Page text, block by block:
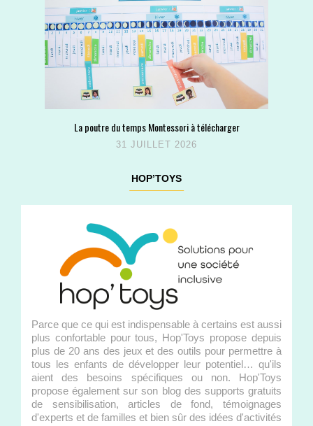
La poutre du temps Montessori à télécharger
31 JUILLET 2026
HOP’TOYS
Parce que ce qui est indispensable à certains est aussi
plus confortable pour tous, Hop'Toys propose depuis
plus de 20 ans des jeux et des outils pour permettre à
tous les enfants de développer leur potentiel… qu'ils
aient des besoins spécifiques ou non. Hop'Toys
propose également sur son blog des supports gratuits
de sensibilisation, articles de fond, témoignages
d'experts et de familles et bien sûr des idées d'activités